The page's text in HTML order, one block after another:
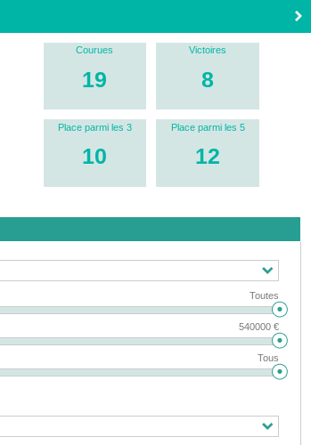
Courues
19
Victoires
8
Place parmi les 3
10
Place parmi les 5
12
Toutes
540000 €
Tous